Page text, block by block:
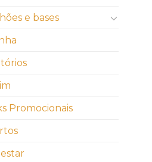
e bases
Promocionais